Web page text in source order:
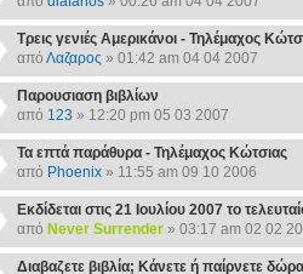
Τρεις γενιές Αμερικάνοι - Τηλέμαχος
από Λαζαρος » 01:42 am 04 04 2007
Παρουσιαση βιβλίων
από 123 » 12:20 pm 05 03 2007
Τα επτά παράθυρα - Τηλέμαχος Κώτσιας
από Phoenix» 11:55 am 09 10 2006
Eκδίδεται στις 21 Ιουλίου 2007 το
από Never Surrender» 03:17 am 02 02
Διαβαζετε βιβλία; Κάνετε ή παίρνετε δώρα